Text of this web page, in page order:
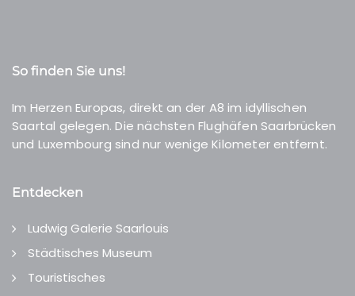
So finden Sie uns!
Im Herzen Europas, direkt an der A8 im idyllischen
Saartal gelegen. Die nächsten Flughäfen Saarbrücken
und Luxembourg sind nur wenige Kilometer entfernt.
Entdecken
Ludwig Galerie Saarlouis
Städtisches Museum
Touristisches